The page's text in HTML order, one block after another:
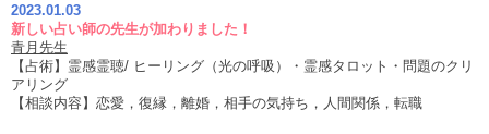
2023.01.03
新しい占い師の先生が加わりました！
青月先生
【占術】霊感霊聴/ ヒーリング（光の呼吸）・霊感タロット・問題のクリ
アリング
【相談内容】恋愛，復縁，離婚，相手の気持ち，人間関係，転職